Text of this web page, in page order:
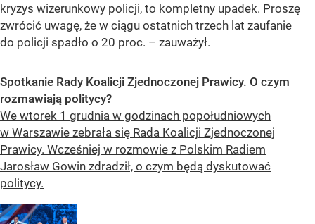
kryzys wizerunkowy policji, to kompletny upadek. Proszę
zwrócić uwagę, że w ciągu ostatnich trzech lat zaufanie
do policji spadło o 20 proc. – zauważył.
Spotkanie Rady Koalicji Zjednoczonej Prawicy. O czym
rozmawiają politycy?
We wtorek 1 grudnia w godzinach popołudniowych
w Warszawie zebrała się Rada Koalicji Zjednoczonej
Prawicy. Wcześniej w rozmowie z Polskim Radiem
Jarosław Gowin zdradził, o czym będą dyskutować
politycy.